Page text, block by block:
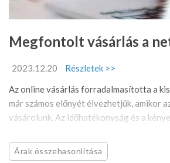
Megfontolt vásárlás a
2023.12.20
Részletek >>
Az online vásárlás forradalmasította a
már számos előnyét élvezhetjük, amikor
vásárolunk. Az időhatékonyság és a
Árak összehasonlítása